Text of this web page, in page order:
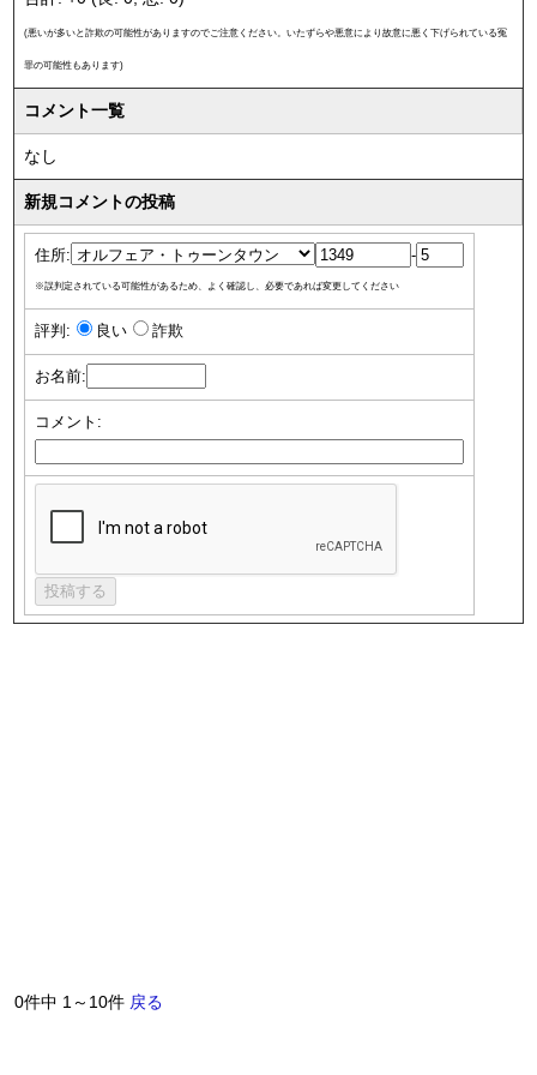
(悪いが多いと詐欺の可能性がありますのでご注意ください。いたずらや悪意により故意に悪く下げられている冤
罪の可能性もあります)
コメント一覧
なし
新規コメントの投稿
住所: -
※誤判定されている可能性があるため、よく確認し、必要であれば変更してください
評判: 良い 詐欺
お名前:
コメント:
0件中 1～10件 戻る